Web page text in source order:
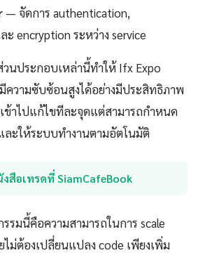
— จัดการ authentication,
encryption ระหว่าง service
วนประกอบเหล่านี้ทำให้ Ifx Expo
ความซับซ้อนสูงได้อย่างมีประสิทธิภาพ
ข้าไปแก้ไขทีละจุดแต่สามารถกำหนด
ละให้ระบบทำงานตามอัตโนมัติ
สือเทรดที่ SiamCafeBook
มนี้คือความสามารถในการ scale
ม่ต้องเปลี่ยนแปลง code เพียงเพิ่ม